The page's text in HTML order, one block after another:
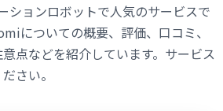
ションロボットで人気のサービスで
についての概要、評価、口コミ、
点などを紹介しています。サービス
さい。